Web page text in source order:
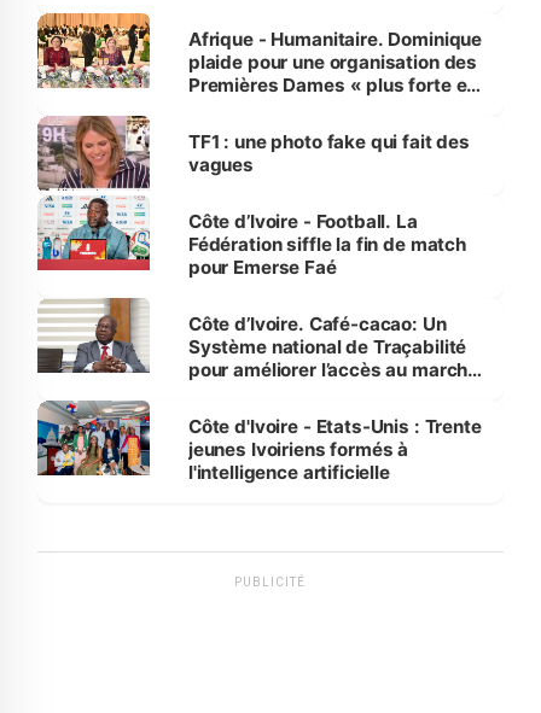
Afrique - Humanitaire. Dominique
plaide pour une organisation des
Premières Dames « plus forte et
sur la scène internationale »
TF1 : une photo fake qui fait des
vagues
Côte d’Ivoire - Football. La
Fédération siffle la fin de match
pour Emerse Faé
Côte d’Ivoire. Café-cacao: Un
Système national de Traçabilité
pour améliorer l’accès au marché
Côte d'Ivoire - Etats-Unis : Trente
jeunes Ivoiriens formés à
l'intelligence artificielle
PUBLICITÉ